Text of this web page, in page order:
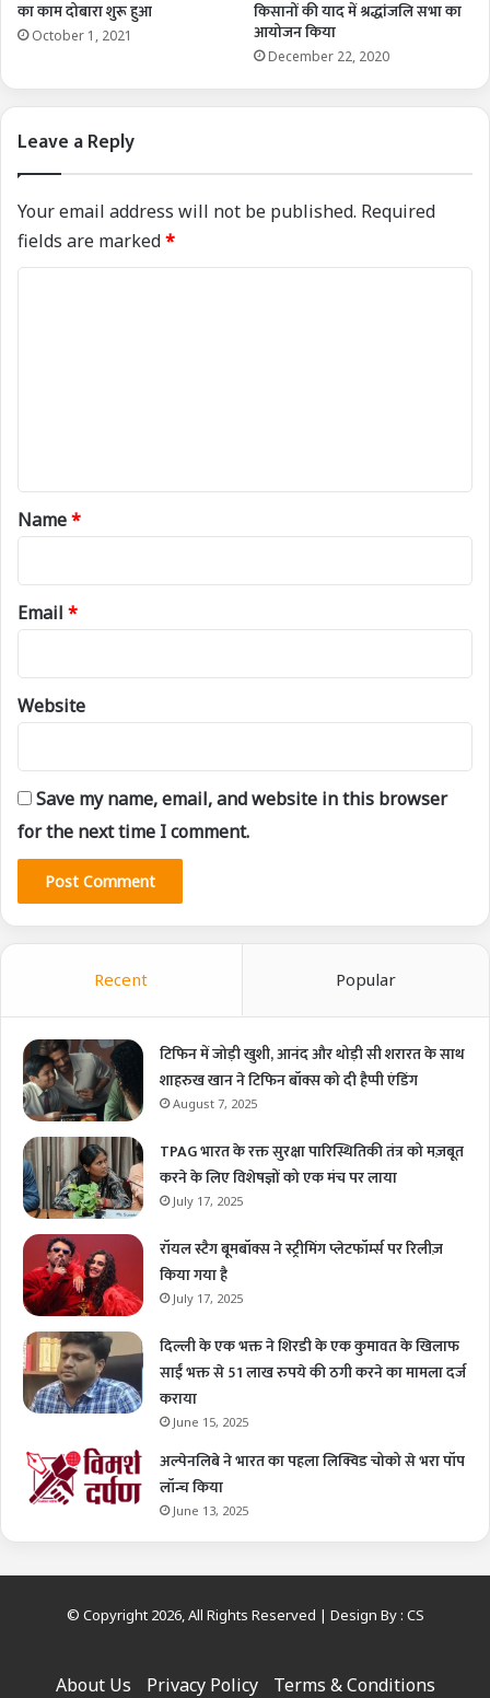
का काम दोबारा शुरू हुआ
October 1, 2021
किसानों की याद में श्रद्धांजलि सभा का
आयोजन किया
December 22, 2020
Leave a Reply
Your email address will not be published. Required
fields are marked*
*
Name*
Email *
Website
Save my name, email, and website in this browser
for the next time I comment.
Recent Popular
टिफिन में जोड़ी खुशी, आनंद और थोड़ी सी शरारत के साथ
शाहरुख खान ने टिफिन बॉक्स को दी हैप्पी एंडिंग
August 7, 2025
TPAG भारत के रक्त सुरक्षा पारिस्थितिकी तंत्र को मज़बूत
करने के लिए विशेषज्ञों को एक मंच पर लाया
July 17, 2025
रॉयल स्टैग बूमबॉक्स ने स्ट्रीमिंग प्लेटफॉर्म्स पर रिलीज़
किया गया है
July 17, 2025
दिल्ली के एक भक्त ने शिरडी के एक कुमावत के खिलाफ
साईं भक्त से 51 लाख रुपये की ठगी करने का मामला दर्ज
कराया
June 15, 2025
अल्पेनलिबे ने भारत का पहला लिक्विड चोको से भरा पॉप
लॉन्च किया
June 13, 2025
© Copyright 2026, All Rights Reserved | Design By : CS
About Us Privacy Policy Terms & Conditions